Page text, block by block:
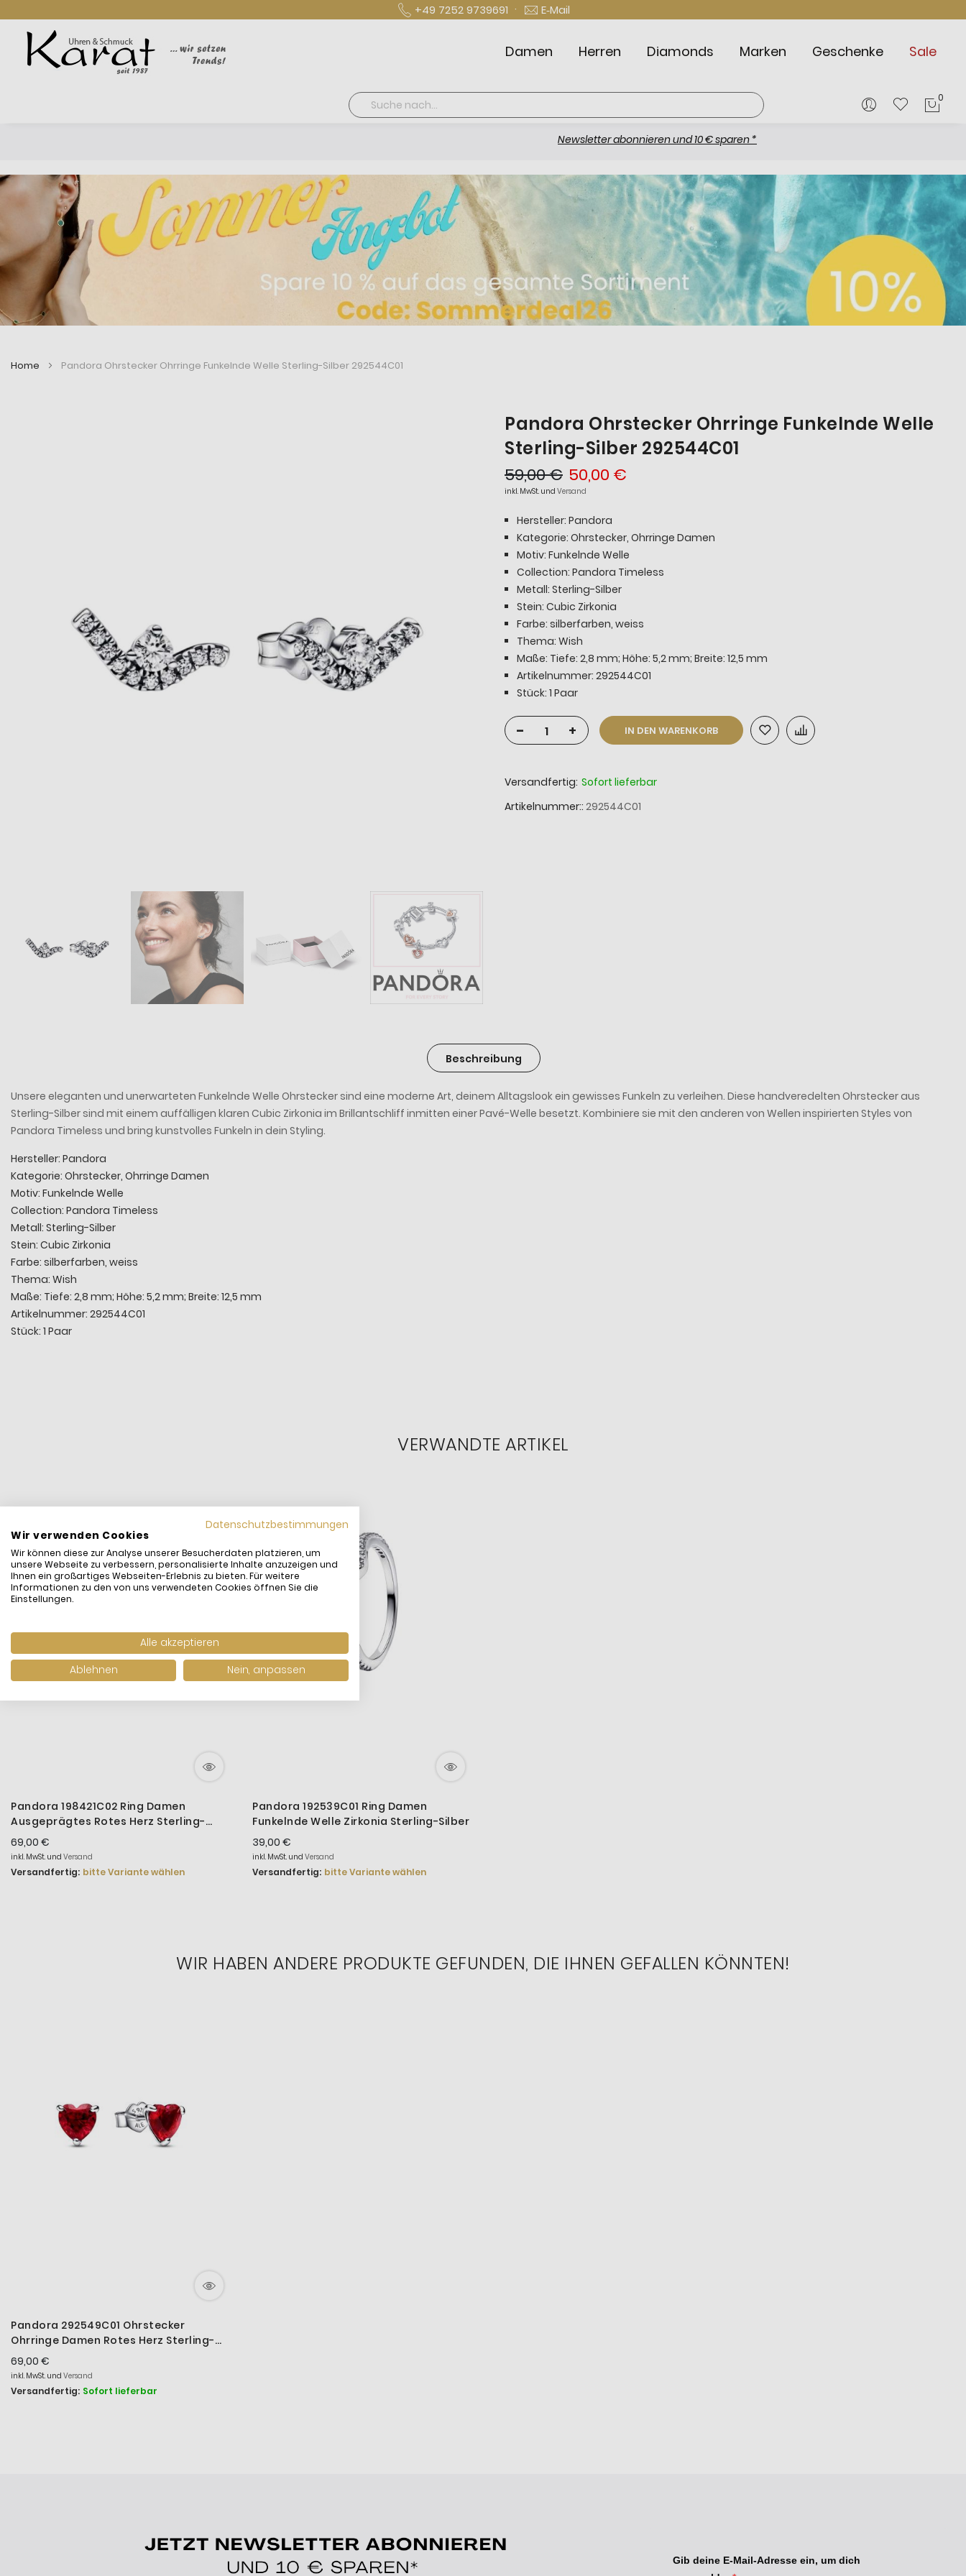
+49 7252 9739691 · E‑Mail
Damen Herren Diamonds Marken Geschenke Sale
Suche
0
Newsletter abonnieren und 10 € sparen *
Home Pandora Ohrstecker Ohrringe Funkelnde Welle Sterling-Silber 292544C01
Pandora Ohrstecker Ohrringe Funkelnde Welle
Sterling-Silber 292544C01
50,00 €
59,00 €
inkl. MwSt. und Versand
Hersteller: Pandora
Kategorie: Ohrstecker, Ohrringe Damen
Motiv: Funkelnde Welle
Collection: Pandora Timeless
Metall: Sterling-Silber
Stein: Cubic Zirkonia
Farbe: silberfarben, weiss
Thema: Wish
Maße: Tiefe: 2,8 mm; Höhe: 5,2 mm; Breite: 12,5 mm
Artikelnummer: 292544C01
Stück: 1 Paar
- + IN DEN WARENKORB
Versandfertig: Sofort lieferbar
Artikelnummer: 292544C01
Beschreibung
Unsere eleganten und unerwarteten Funkelnde Welle Ohrstecker sind eine moderne Art, deinem Alltagslook ein gewisses Funkeln zu verleihen. Diese handveredelten Ohrstecker aus
Sterling-Silber sind mit einem auffälligen klaren Cubic Zirkonia im Brillantschliff inmitten einer Pavé-Welle besetzt. Kombiniere sie mit den anderen von Wellen inspirierten Styles von
Pandora Timeless und bring kunstvolles Funkeln in dein Styling.
Hersteller: Pandora
Kategorie: Ohrstecker, Ohrringe Damen
Motiv: Funkelnde Welle
Collection: Pandora Timeless
Metall: Sterling-Silber
Stein: Cubic Zirkonia
Farbe: silberfarben, weiss
Thema: Wish
Maße: Tiefe: 2,8 mm; Höhe: 5,2 mm; Breite: 12,5 mm
Artikelnummer: 292544C01
Stück: 1 Paar
VERWANDTE ARTIKEL
Pandora 198421C02 Ring Damen
Ausgeprägtes Rotes Herz Sterling-
Silber
69,00 €
inkl. MwSt. und Versand
Versandfertig: bitte Variante wählen
Pandora 192539C01 Ring Damen
Funkelnde Welle Zirkonia Sterling-Silber
39,00 €
inkl. MwSt. und Versand
Versandfertig: bitte Variante wählen
WIR HABEN ANDERE PRODUKTE GEFUNDEN, DIE IHNEN GEFALLEN KÖNNTEN!
Pandora 292549C01 Ohrstecker
Ohrringe Damen Rotes Herz Sterling-
Silber
69,00 €
inkl. MwSt. und Versand
Versandfertig: Sofort lieferbar
Gib deine E-Mail-Adresse ein, um dich
Datenschutzbestimmungen
Wir verwenden Cookies
Wir können diese zur Analyse unserer Besucherdaten platzieren, um
unsere Webseite zu verbessern, personalisierte Inhalte anzuzeigen und
Ihnen ein großartiges Webseiten-Erlebnis zu bieten. Für weitere
Informationen zu den von uns verwendeten Cookies öffnen Sie die
Einstellungen.
Alle akzeptieren
Ablehnen
Nein, anpassen